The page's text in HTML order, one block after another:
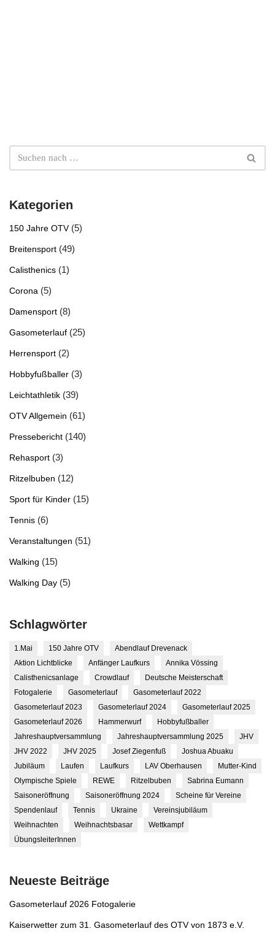
Kategorien
150 Jahre OTV(5)
Breitensport (49)
Calisthenics (1)
Corona (5)
Damensport (8)
Gasometerlauf (25)
Herrensport (2)
Hobbyfußballer (3)
Leichtathletik (39)
OTV Allgemein (61)
Pressebericht (140)
Rehasport (3)
Ritzelbuben (12)
Sport für Kinder (15)
Tennis (6)
Veranstaltungen (51)
Walking (15)
Walking Day (5)
Schlagwörter
1.Mai 150 Jahre OTV
Abendlauf Drevenack
Aktion Lichtblicke
Anfänger Laufkurs
Annika Vössing
Calisthenicsanlage
Crowdlauf
Deutsche Meisterschaft
Fotogalerie
Gasometerlauf
Gasometerlauf 2022
Gasometerlauf 2023
Gasometerlauf 2024
Gasometerlauf 2025
Gasometerlauf 2026
Hammerwurf
Hobbyfußballer
Jahreshauptversammlung
Jahreshauptversammlung 2025
JHV
JHV 2022
JHV 2025 Josef Ziegenfuß
Joshua Abuaku
Jubiläum
Laufen Laufkurs LAV Oberhausen
Mutter-Kind
Olympische Spiele
REWE Ritzelbuben
Sabrina Eumann
Saisoneröffnung
Saisoneröffnung 2024
Scheine für Vereine
Spendenlauf
Tennis Ukraine
Vereinsjubiläum
Weihnachten
Weihnachtsbasar
Wettkampf
ÜbungsleiterInnen
Neueste Beiträge
Gasometerlauf 2026 Fotogalerie
Kaiserwetter zum 31. Gasometerlauf des OTV von 1873 e.V.